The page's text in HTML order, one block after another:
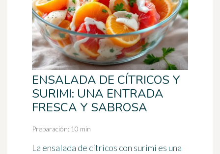
ENSALADA DE CÍTRICOS Y
SURIMI: UNA ENTRADA
FRESCA Y SABROSA
Preparación: 10 min
La ensalada de cítricos con surimi es una